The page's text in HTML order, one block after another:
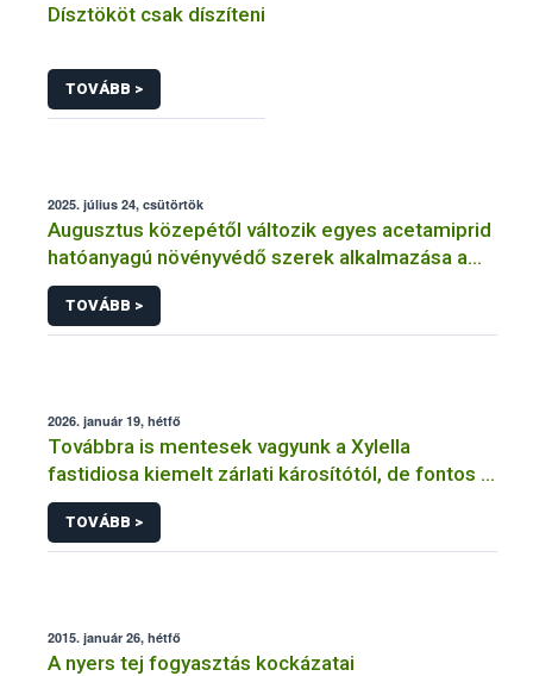
Dísztököt csak díszíteni
TOVÁBB >
2025. július 24, csütörtök
Augusztus közepétől változik egyes acetamiprid
hatóanyagú növényvédő szerek alkalmazása a
határérték csökkentése miatt
TOVÁBB >
2026. január 19, hétfő
Továbbra is mentesek vagyunk a Xylella
fastidiosa kiemelt zárlati károsítótól, de fontos a
megelőzés
TOVÁBB >
2015. január 26, hétfő
A nyers tej fogyasztás kockázatai